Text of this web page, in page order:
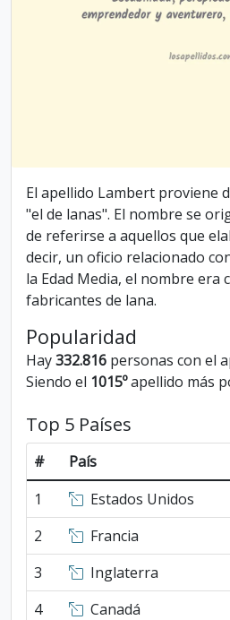
El apellido Lambert proviene
"el de lanas". El nombre se
de referirse a aquellos que
decir, un oficio relacionado
la Edad Media, el nombre era
fabricantes de lana.
Popularidad
Hay332.816 personas con el
Siendo el 1015ºapellido más
Top 5 Países
# País
1
Estados Unidos
2
Francia
3
Inglaterra
4
Canadá